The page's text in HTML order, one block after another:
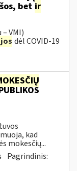
bet ir
VMI)
dėl COVID-19
kad
mokesčių...
Pagrindinis: